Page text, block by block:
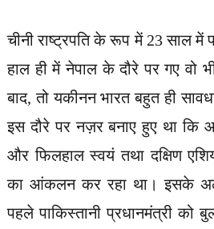
चीनी राष्ट्रपति के रूप में 23 साल में
हाल ही में नेपाल के दौरे पर गए वो
बाद, तो यकीनन भारत बहुत ही
इस दौरे पर नज़र बनाए हुए था कि
और फिलहाल स्वयं तथा दक्षिण
का आंकलन कर रहा था। इसके
पहले पाकिस्तानी प्रधानमंत्री को